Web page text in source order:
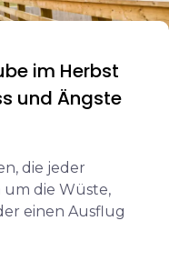
im Herbst
und Ängste
die jeder
um die Wüste,
einen Ausflug